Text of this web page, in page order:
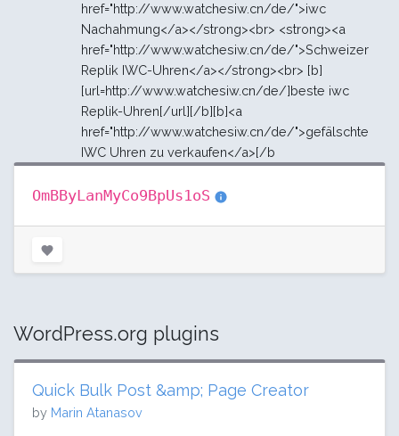
href="http://www.watchesiw.cn/de/">iwc
Nachahmung</a></strong><br> <strong><a
href="http://www.watchesiw.cn/de/">Schweizer
Replik IWC-Uhren</a></strong><br> [b]
[url=http://www.watchesiw.cn/de/]beste iwc
Replik-Uhren[/url][/b][b]<a
href="http://www.watchesiw.cn/de/">gefälschte
IWC Uhren zu verkaufen</a>[/b
OmBByLanMyCo9BpUs1oS
WordPress.org plugins
Quick Bulk Post &amp; Page Creator
by Marin Atanasov